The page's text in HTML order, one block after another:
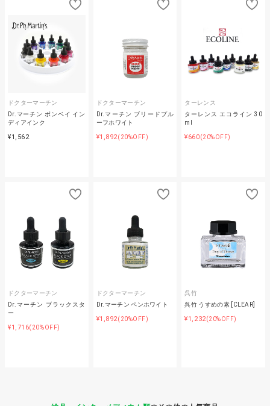
ドクターマーチン
Dr.マーチン ボンベイ イン
ディアインク
¥1,562
ドクターマーチン
Dr.マーチン ブリードプル
ーフホワイト
¥1,892(20%OFF)
ターレンス
ターレンス エコライン 30
ml
¥660(20%OFF)
ドクターマーチン
Dr.マーチン ブラックスタ
ー
¥1,716(20%OFF)
ドクターマーチン
Dr.マーチン ペンホワイト
¥1,892(20%OFF)
呉竹
呉竹 うすめの素 [CLEAR]
¥1,232(20%OFF)